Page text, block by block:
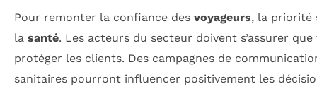
Pour remonter la confiance des voyageurs, la priorité
la santé. Les acteurs du secteur doivent s’assurer
protéger les clients. Des campagnes de
sanitaires pourront influencer positivement les